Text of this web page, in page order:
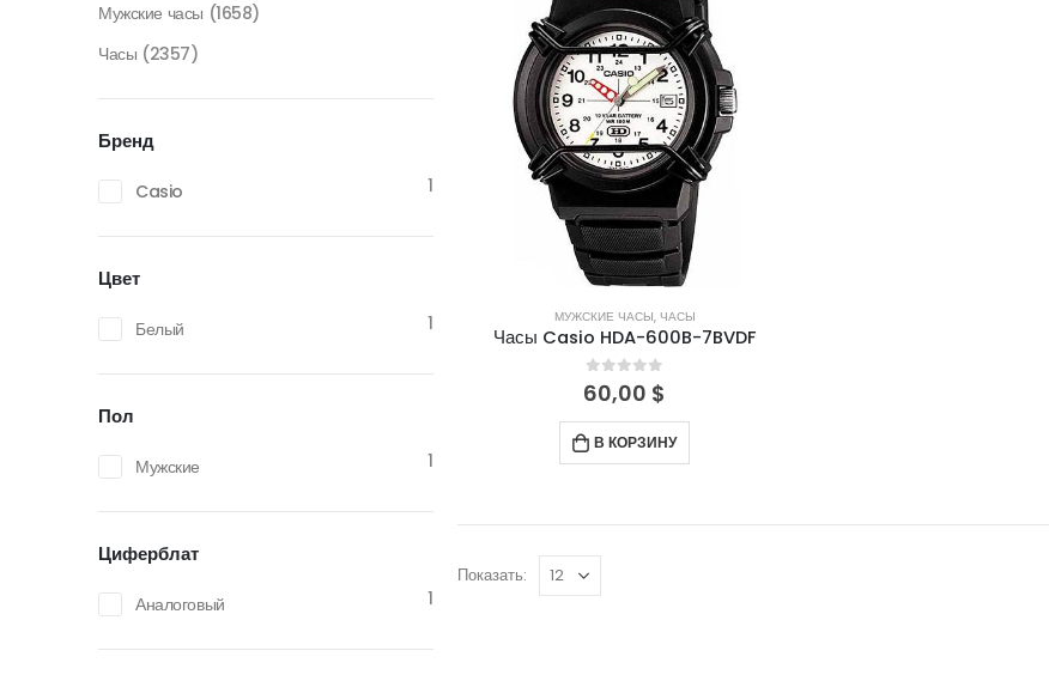
МУЖСКИЕ ЧАСЫ, ЧАСЫ
Часы Casio HDA-600B-7BVDF
0 out of 5
60,00 $
В КОРЗИНУ
Показать:
Мужские часы (1658)
Часы (2357)
Бренд
Casio 1
Цвет
Белый 1
Пол
Мужские 1
Циферблат
Аналоговый 1